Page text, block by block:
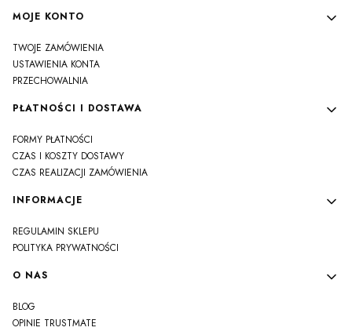
MOJE KONTO
TWOJE ZAMÓWIENIA
USTAWIENIA KONTA
PRZECHOWALNIA
PŁATNOŚCI I DOSTAWA
FORMY PŁATNOŚCI
CZAS I KOSZTY DOSTAWY
CZAS REALIZACJI ZAMÓWIENIA
INFORMACJE
REGULAMIN SKLEPU
POLITYKA PRYWATNOŚCI
O NAS
BLOG
OPINIE TRUSTMATE